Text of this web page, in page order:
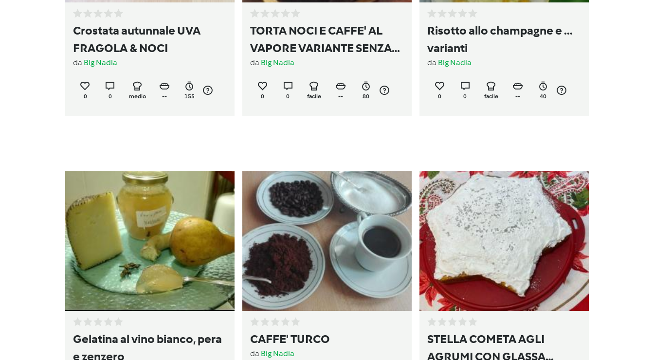
Crostata autunnale UVA
FRAGOLA & NOCI
da Big Nadia
0 0 medio -- 155
TORTA NOCI E CAFFE' AL
VAPORE VARIANTE SENZA
LATTOSIO E CAFFE'
ESPRESSO
da Big Nadia
0 0 facile -- 80
Risotto allo champagne e ...
varianti
da Big Nadia
0 0 facile -- 40
Gelatina al vino bianco, pera
e zenzero
CAFFE' TURCO
da Big Nadia
STELLA COMETA AGLI
AGRUMI CON GLASSA